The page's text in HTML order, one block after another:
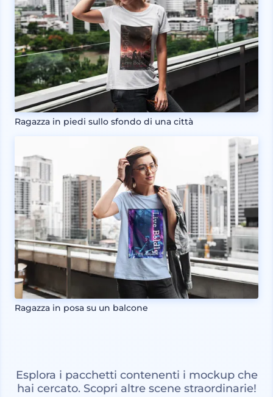
Ragazza in piedi sullo sfondo di una città
Ragazza in posa su un balcone
Esplora i pacchetti contenenti i mockup che
hai cercato. Scopri altre scene straordinarie!